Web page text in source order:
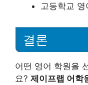
고등학교 영
결론
어떤 영어 학원을
요? 제이프랩 어학